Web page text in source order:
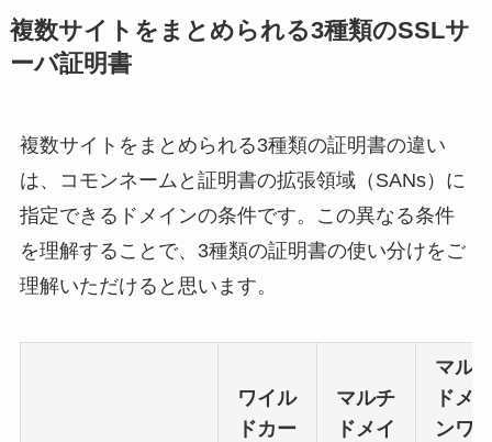
複数サイトをまとめられる3種類のSSLサ
ーバ証明書
複数サイトをまとめられる3種類の証明書の違い
は、コモンネームと証明書の拡張領域（SANs）に
指定できるドメインの条件です。この異なる条件
を理解することで、3種類の証明書の使い分けをご
理解いただけると思います。
ワイル
ドカー
マルチ
ドメイ
マル
ドメ
ンワ